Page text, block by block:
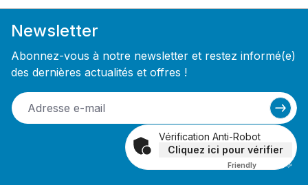
Newsletter
Abonnez-vous à notre newsletter et restez informé(e)
des dernières actualités et offres !
Vérification Anti-Robot
Cliquez ici pour vérifier
Friendly Captcha ⇗